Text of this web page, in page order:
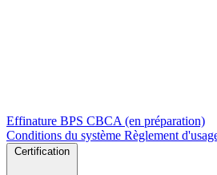
Effinature BPS CBCA (en préparation)
Conditions du système Règlement
Certification